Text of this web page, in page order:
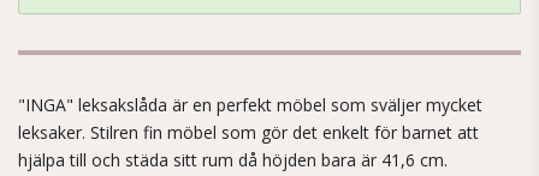
"INGA" leksakslåda är en perfekt möbel som sväljer mycket
leksaker. Stilren fin möbel som gör det enkelt för barnet att
hjälpa till och städa sitt rum då höjden bara är 41,6 cm.